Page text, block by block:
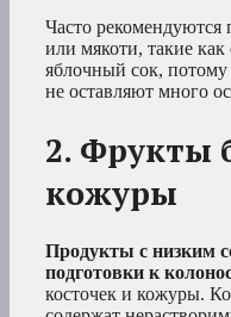
Часто рекомендуются
или мякоти, такие
яблочный сок, потому
не оставляют много
2. Фрукты
кожуры
Продукты с низким
подготовки к
косточек и кожуры.